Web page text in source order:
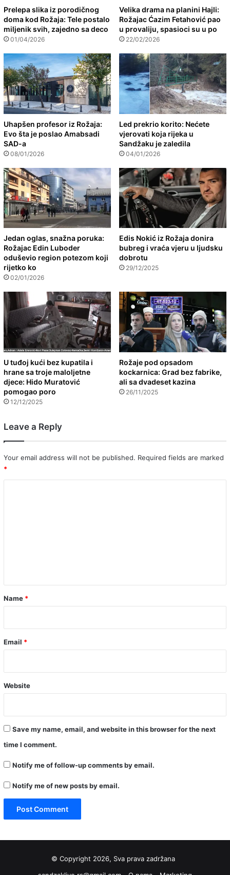
Prelepa slika iz porodičnog
doma kod Rožaja: Tele postalo
miljenik svih, zajedno sa deco
01/04/2026
Velika drama na planini Hajli:
Rožajac Ćazim Fetahović pao
u provaliju, spasioci su u po
22/02/2026
Uhapšen profesor iz Rožaja:
Evo šta je poslao Amabsadi
SAD-a
08/01/2026
Led prekrio korito: Nećete
vjerovati koja rijeka u
Sandžaku je zaledila
04/01/2026
Jedan oglas, snažna poruka:
Rožajac Edin Luboder
oduševio region potezom koji
rijetko ko
02/01/2026
Edis Nokić iz Rožaja donira
bubreg i vraća vjeru u ljudsku
dobrotu
29/12/2025
U tuđoj kući bez kupatila i
hrane sa troje maloljetne
djece: Hido Muratović
pomogao poro
12/12/2025
Rožaje pod opsadom
kockarnica: Grad bez fabrike,
ali sa dvadeset kazina
26/11/2025
Leave a Reply
Your email address will not be published. Required fields are marked
*
*
Name *
Email *
Website
Save my name, email, and website in this browser for the next
time I comment.
Notify me of follow-up comments by email.
Notify me of new posts by email.
© Copyright 2026, Sva prava zadržana